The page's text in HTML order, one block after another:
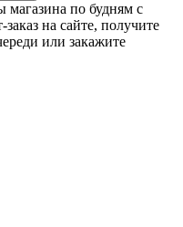
по будням с
на сайте, получите
или закажите